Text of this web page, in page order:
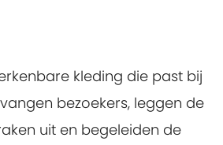
kleding die past bij
bezoekers, leggen de
uit en begeleiden de